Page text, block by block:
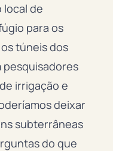
local de
para os
túneis dos
pesquisadores
irrigação e
deixar
subterrâneas
do que